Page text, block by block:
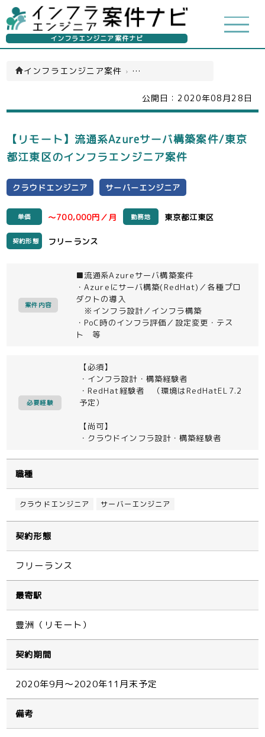
インフラエンジニア案件ナビ
インフラエンジニア案件 › クラウドエンジニア(一覧)
公開日： 2020年08月28日
【リモート】流通系Azureサーバ構築案件/東京
都江東区のインフラエンジニア案件
クラウドエンジニア サーバーエンジニア
単価 ～700,000円／月 勤務地 東京都江東区
契約形態 フリーランス
案件内容
■流通系Azureサーバ構築案件
・Azureにサーバ構築(RedHat)／各種プロ
ダクトの導入
※インフラ設計／インフラ構築
・PoC時のインフラ評価／設定変更・テス
ト 等
必要経験
【必須】
・インフラ設計・構築経験者
・RedHat経験者 （環境はRedHatEL7.2
予定）
【尚可】
・クラウドインフラ設計・構築経験者
職種
クラウドエンジニア サーバーエンジニア
契約形態
フリーランス
最寄駅
豊洲（リモート）
契約期間
2020年9月～2020年11月末予定
備考